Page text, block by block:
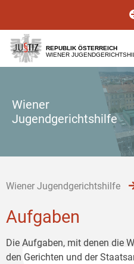
[1]
[2]
[3]
REPUBLIK ÖSTERREICH
WIENER
Wiener
Jugendgerichtshilfe
Wiener Jugendgerichtshilfe
Aufgaben
Die Aufgaben, mit denen die
den Gerichten und der